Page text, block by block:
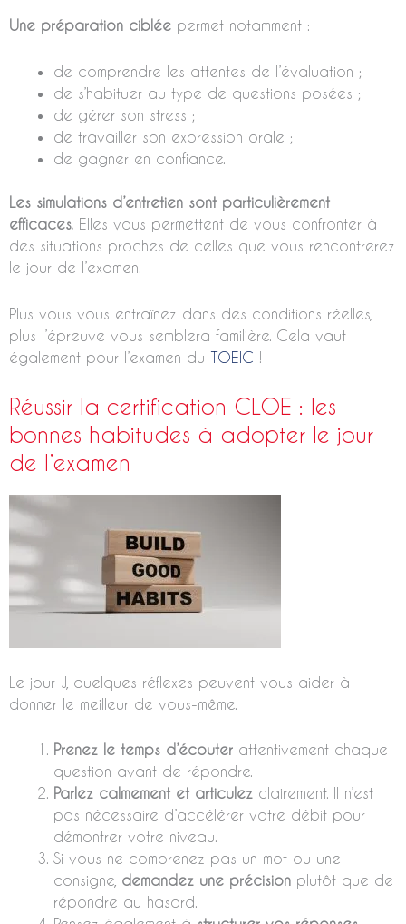
Une préparation ciblée permet notamment :
de comprendre les attentes de l’évaluation ;
de s’habituer au type de questions posées ;
de gérer son stress ;
de travailler son expression orale ;
de gagner en confiance.
Les simulations d’entretien sont particulièrement
efficaces. Elles vous permettent de vous confronter à
des situations proches de celles que vous rencontrerez
le jour de l’examen.
Plus vous vous entraînez dans des conditions réelles,
plus l’épreuve vous semblera familière. Cela vaut
également pour l’examen du TOEIC !
Réussir la certification CLOE : les
bonnes habitudes à adopter le jour
de l’examen
Le jour J, quelques réflexes peuvent vous aider à
donner le meilleur de vous-même.
Prenez le temps d’écouter attentivement chaque
question avant de répondre.
Parlez calmement et articulez clairement. Il n’est
pas nécessaire d’accélérer votre débit pour
démontrer votre niveau.
Si vous ne comprenez pas un mot ou une
consigne, demandez une précision plutôt que de
répondre au hasard.